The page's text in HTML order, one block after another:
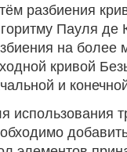
разбиения
Пауля де
на более
кривой
и
использования